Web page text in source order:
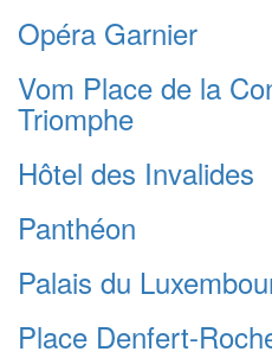
Opéra Garnier
Vom Place de la
Triomphe
Hôtel des Invalides
Panthéon
Palais du
Place Denfert-